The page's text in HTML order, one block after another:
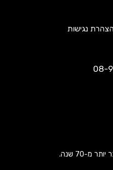
נגישות
08-
מ-70 שנה.